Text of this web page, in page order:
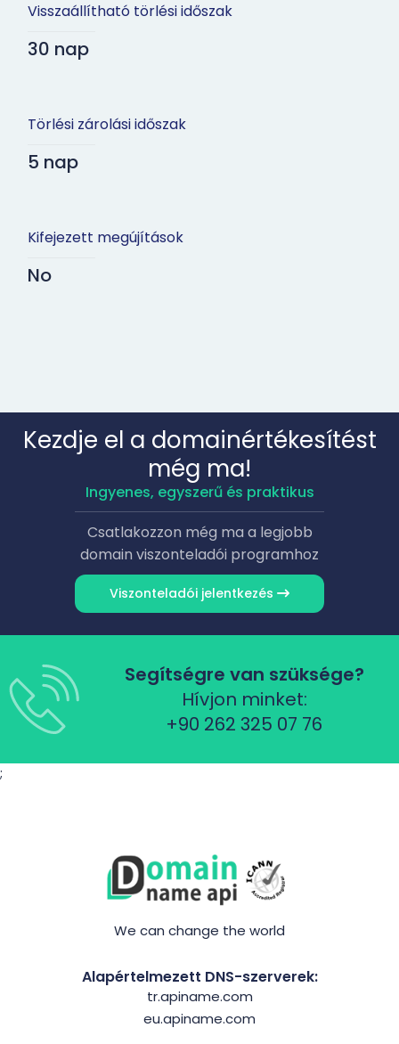
Visszaállítható törlési időszak
30 nap
Törlési zárolási időszak
5 nap
Kifejezett megújítások
No
Kezdje el a domainértékesítést
még ma!
Ingyenes, egyszerű és praktikus
Csatlakozzon még ma a legjobb
domain viszonteladói programhoz
Viszonteladói jelentkezés
Segítségre van szüksége?
Hívjon minket:
+90 262 325 07 76
;
We can change the world
Alapértelmezett DNS-szerverek:
tr.apiname.com
eu.apiname.com